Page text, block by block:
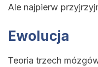
Ale najpierw
Ewolucja
Teoria trzech